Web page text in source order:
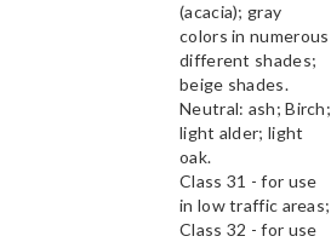
(acacia); gray
colors in numerous
different shades;
beige shades.
Neutral: ash; Birch;
light alder; light
oak.
Class 31 - for use
in low traffic areas;
Class 32 - for use